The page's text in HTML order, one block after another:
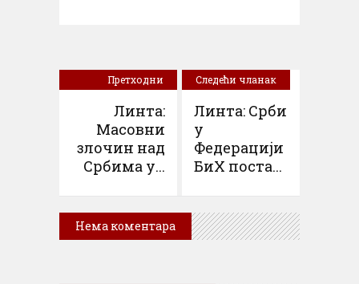
Претходни
Линта:
Масовни
злочин над
Србима у...
Следећи чланак
Линта: Срби
у
Федерацији
БиХ поста...
Нема коментара